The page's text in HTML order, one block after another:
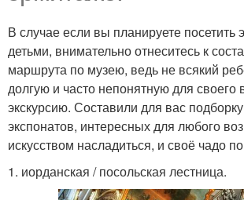
В случае если вы планируете посетить
детьми, внимательно отнеситесь к
маршрута по музею, ведь не всякий
долгую и часто непонятную для своего
экскурсию. Составили для вас
экспонатов, интересных для любого
искусством насладиться, и своё чадо
1. иорданская / посольская лестница.